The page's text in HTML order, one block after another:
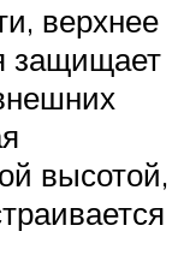
верхнее
защищает
высотой,